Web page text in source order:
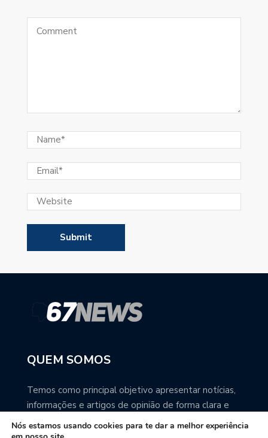
QUEM SOMOS
Temos como principal objetivo apresentar notícias,
informações e artigos de opinião de forma clara e
precisa. Você pode ter a total certeza que o
67NEWS é uma excelente fonte de informação
Nós estamos usando cookies para te dar a melhor experiência